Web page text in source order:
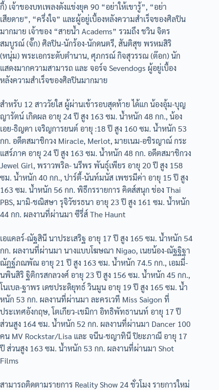
กี้) เจ้าของบทเพลงดังแข่งยุค 90 “อย่าให้เขารู้”, “อย่า
เสียดาย”, “ครึ่งใจ” และผู้อยู่เบื้องหลังความสำเร็จของศิลปิน
มากมาย เจ้าของ “สายน้ำ Academs” รวมถึง ชวิน จิตร
สมบูรณ์ (จั๊ก) ศิลปิน-นักร้อง-นักดนตรี, สันติสุข พรหมสิริ
(หนุ่ม) พระเอกระดับตำนาน, ศุภกรณ์ กิจสุวรรณ (ต๊อก) นัก
แสดงมากความสามารถ และ จอร์จ Sevendogs ผู้อยู่เบื้อง
หลังความสำเร็จของศิลปินมากมาย
สำหรับ 12 สาววัยใส ผู้ผ่านเข้ารอบสุดท้าย ได้แก น้องอุ้ม-บุญ
ญารัตน์ เกิดผล อายุ 24 ปี สูง 163 ซม. น้ำหนัก 48 กก., น้อง
เอย-ธิญดา เจริญการยนต์ อายุ :18 ปี สูง 160 ซม. น้ำหนัก 53
กก. อดีตสมาชิกวง Miracle, Merlot, มายเนม-อชิรญาณ์ กระ
แสร์ภาค อายุ 24 ปี สูง 163 ซม. น้ำหนัก 48 กก. อดีตสมาชิกวง
Jewel Girl, พราวพริล- นรีพร พันธุ์เพียร อายุ 20 ปี สูง 158
ซม. น้ำหนัก 40 กก., ปาร์ตี้-นันท์มนัส เพชรมีค่า อายุ 15 ปี สูง
163 ซม. น้ำหนัก 56 กก. พิธีกรรายการ คิดส์สนุก ช่อง Thai
PBS, มามิ-ชณิสษา รุจิวัชรธนา อายุ 23 ปี สูง 161 ซม. น้ำหนัก
44 กก. ผลงานที่ผ่านมา ซีรี่ส์ The Haunt
เอแคลร์-ณัฐสินี นาประเสริฐ อายุ 17 ปี สูง 165 ซม. น้ำหนัก 54
กก. ผลงานที่ผ่านมา นางแบบโฆษณา Nigao, เนยน้อง-ณัฐฐิฐา
ณัฏฐ์ภณพัณ อายุ 21 ปี สูง 163 ซม. น้ำหนัก 74.5 กก., เอมมี่-
นพินสิริ ฐิติกรสกลวงศ์ อายุ 23 ปี สูง 156 ซม. น้ำหนัก 45 กก.,
โนเบล-ฐาพร เดชประดิยุทธ์ วินมูน อายุ 19 ปี สูง 165 ซม. น้ำ
หนัก 53 กก. ผลงานที่ผ่านมา ละครเวที Miss Saigon ที่
ประเทศอังกฤษ, โตเกียว-เขมิกา อิทธิพัทธานนท์ อายุ 17 ปี
ส่วนสูง 164 ซม. น้ำหนัก 52 กก. ผลงานที่ผ่านมา Dancer 100
คน MV Rockstar/Lisa และ จนีน-ชญาทินี ปิยะภาณี อายุ 17
ปี ส่วนสูง 163 ซม. น้ำหนัก 53 กก. ผลงานที่ผ่านมา Shot
Films
สามารถติดตามรายการ Reality Show 24 ชั่วโมง รายการใหม่